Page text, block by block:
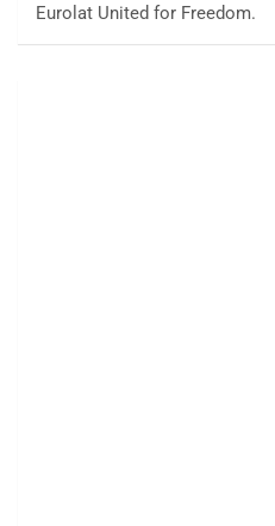
Eurolat United for Freedom.